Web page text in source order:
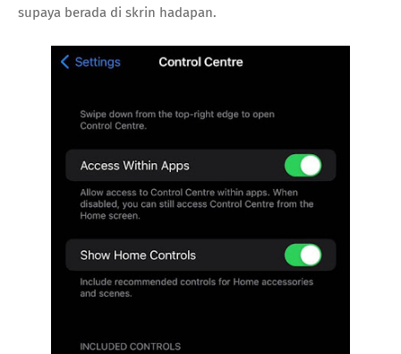
supaya berada di skrin hadapan.